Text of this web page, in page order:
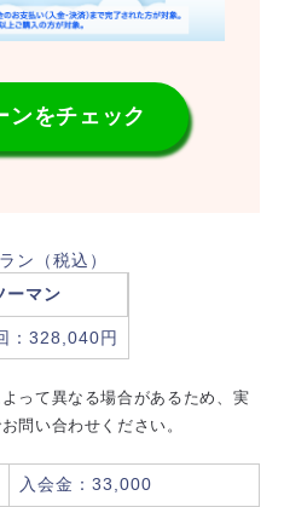
をチェック
ン（税込）
ーマン
：328,040円
って異なる場合があるため、実
問い合わせください。
入会金：33,000